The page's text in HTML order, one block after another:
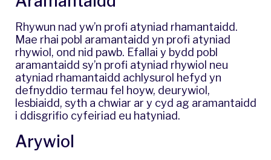
Rhywun nad yw’n profi atyniad rhamantaidd.
Mae rhai pobl aramantaidd yn profi atyniad
rhywiol, ond nid pawb. Efallai y bydd pobl
aramantaidd sy’n profi atyniad rhywiol neu
atyniad rhamantaidd achlysurol hefyd yn
defnyddio termau fel hoyw, deurywiol,
lesbiaidd, syth a chwiar ar y cyd ag aramantaidd
i ddisgrifio cyfeiriad eu hatyniad.
Arywiol